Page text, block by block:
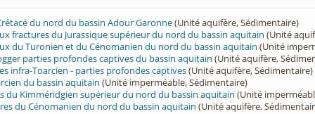
du nord du bassin Adour Garonne(Unité aquifère, Sédimentaire)
fractures du Jurassique supérieur du nord du bassin aquitain (Unité
du Turonien et du Cénomanien du nord du bassin aquitain (Unité
parties profondes captives du bassin aquitain (Unité aquifère,
infra-Toarcien - parties profondes captives(Unité aquifère, Sédimentaire)
du bassin aquitain (Unité imperméable, Sédimentaire)
du Kimméridgien supérieur du nord du bassin aquitain (Unité
du Cénomanien du nord du bassin aquitain (Unité aquifère,